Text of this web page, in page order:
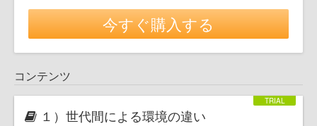
今すぐ購入する
コンテンツ
１）世代間による環境の違い